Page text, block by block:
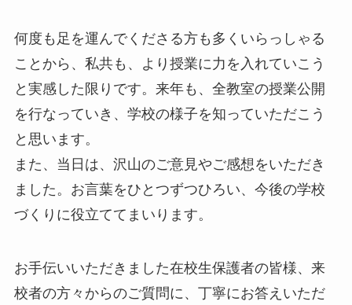
何度も足を運んでくださる方も多くいらっしゃる
ことから、私共も、より授業に力を入れていこう
と実感した限りです。来年も、全教室の授業公開
を行なっていき、学校の様子を知っていただこう
と思います。
また、当日は、沢山のご意見やご感想をいただき
ました。お言葉をひとつずつひろい、今後の学校
づくりに役立ててまいります。
お手伝いいただきました在校生保護者の皆様、来
校者の方々からのご質問に、丁寧にお答えいただ